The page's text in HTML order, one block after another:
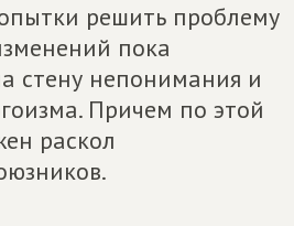
решить проблему
пока
стену непонимания и
Причем по этой
раскол